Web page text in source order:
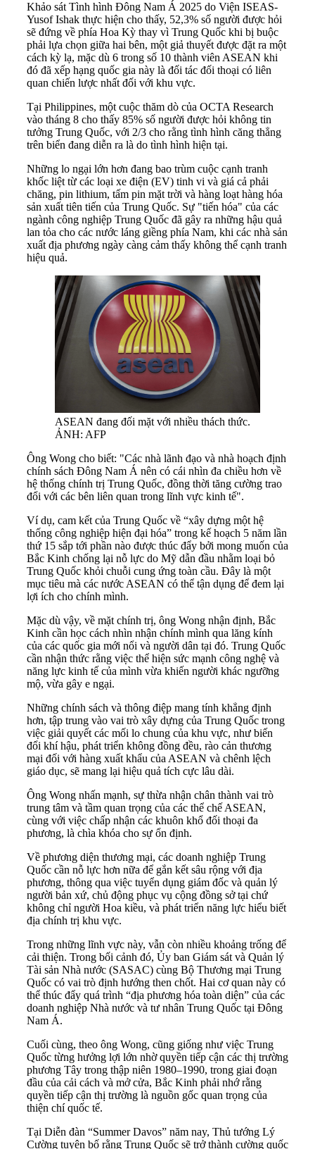
Khảo sát Tình hình Đông Nam Á 2025 do Viện ISEAS-
Yusof Ishak thực hiện cho thấy, 52,3% số người được hỏi
sẽ đứng về phía Hoa Kỳ thay vì Trung Quốc khi bị buộc
phải lựa chọn giữa hai bên, một giả thuyết được đặt ra một
cách kỳ lạ, mặc dù 6 trong số 10 thành viên ASEAN khi
đó đã xếp hạng quốc gia này là đối tác đối thoại có liên
quan chiến lược nhất đối với khu vực.
Tại Philippines, một cuộc thăm dò của OCTA Research
vào tháng 8 cho thấy 85% số người được hỏi không tin
tưởng Trung Quốc, với 2/3 cho rằng tình hình căng thẳng
trên biển đang diễn ra là do tình hình hiện tại.
Những lo ngại lớn hơn đang bao trùm cuộc cạnh tranh
khốc liệt từ các loại xe điện (EV) tinh vi và giá cả phải
chăng, pin lithium, tấm pin mặt trời và hàng loạt hàng hóa
sản xuất tiên tiến của Trung Quốc. Sự "tiến hóa" của các
ngành công nghiệp Trung Quốc đã gây ra những hậu quả
lan tỏa cho các nước láng giềng phía Nam, khi các nhà sản
xuất địa phương ngày càng cảm thấy không thể cạnh tranh
hiệu quả.
ASEAN đang đối mặt với nhiều thách thức.
ẢNH: AFP
Ông Wong cho biết: "Các nhà lãnh đạo và nhà hoạch định
chính sách Đông Nam Á nên có cái nhìn đa chiều hơn về
hệ thống chính trị Trung Quốc, đồng thời tăng cường trao
đổi với các bên liên quan trong lĩnh vực kinh tế".
Ví dụ, cam kết của Trung Quốc về “xây dựng một hệ
thống công nghiệp hiện đại hóa” trong kế hoạch 5 năm lần
thứ 15 sắp tới phần nào được thúc đẩy bởi mong muốn của
Bắc Kinh chống lại nỗ lực do Mỹ dẫn đầu nhằm loại bỏ
Trung Quốc khỏi chuỗi cung ứng toàn cầu. Đây là một
mục tiêu mà các nước ASEAN có thể tận dụng để đem lại
lợi ích cho chính mình.
Mặc dù vậy, về mặt chính trị, ông Wong nhận định, Bắc
Kinh cần học cách nhìn nhận chính mình qua lăng kính
của các quốc gia mới nổi và người dân tại đó. Trung Quốc
cần nhận thức rằng việc thể hiện sức mạnh công nghệ và
năng lực kinh tế của mình vừa khiến người khác ngưỡng
mộ, vừa gây e ngại.
Những chính sách và thông điệp mang tính khẳng định
hơn, tập trung vào vai trò xây dựng của Trung Quốc trong
việc giải quyết các mối lo chung của khu vực, như biến
đổi khí hậu, phát triển không đồng đều, rào cản thương
mại đối với hàng xuất khẩu của ASEAN và chênh lệch
giáo dục, sẽ mang lại hiệu quả tích cực lâu dài.
Ông Wong nhấn mạnh, sự thừa nhận chân thành vai trò
trung tâm và tầm quan trọng của các thể chế ASEAN,
cùng với việc chấp nhận các khuôn khổ đối thoại đa
phương, là chìa khóa cho sự ổn định.
Về phương diện thương mại, các doanh nghiệp Trung
Quốc cần nỗ lực hơn nữa để gắn kết sâu rộng với địa
phương, thông qua việc tuyển dụng giám đốc và quản lý
người bản xứ, chủ động phục vụ cộng đồng sở tại chứ
không chỉ người Hoa kiều, và phát triển năng lực hiểu biết
địa chính trị khu vực.
Trong những lĩnh vực này, vẫn còn nhiều khoảng trống để
cải thiện. Trong bối cảnh đó, Ủy ban Giám sát và Quản lý
Tài sản Nhà nước (SASAC) cùng Bộ Thương mại Trung
Quốc có vai trò định hướng then chốt. Hai cơ quan này có
thể thúc đẩy quá trình “địa phương hóa toàn diện” của các
doanh nghiệp Nhà nước và tư nhân Trung Quốc tại Đông
Nam Á.
Cuối cùng, theo ông Wong, cũng giống như việc Trung
Quốc từng hưởng lợi lớn nhờ quyền tiếp cận các thị trường
phương Tây trong thập niên 1980–1990, trong giai đoạn
đầu của cải cách và mở cửa, Bắc Kinh phải nhớ rằng
quyền tiếp cận thị trường là nguồn gốc quan trọng của
thiện chí quốc tế.
Tại Diễn đàn “Summer Davos” năm nay, Thủ tướng Lý
Cường tuyên bố rằng Trung Quốc sẽ trở thành cường quốc